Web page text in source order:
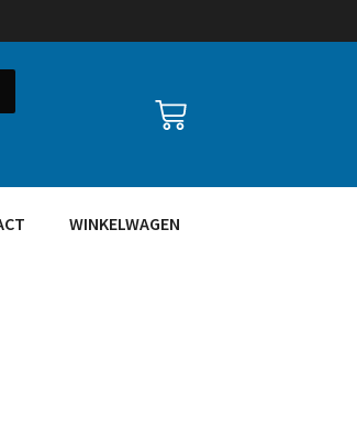
WINKELWAGEN